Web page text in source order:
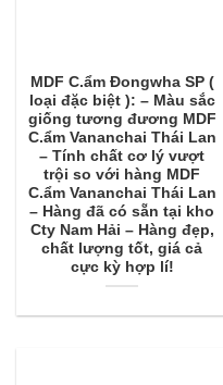
MDF C.ẩm Đongwha SP (
loại đặc biệt ): – Màu sắc
giống tương đương MDF
C.ẩm Vananchai Thái Lan
– Tính chất cơ lý vượt
trội so với hàng MDF
C.ẩm Vananchai Thái Lan
– Hàng đã có sẵn tại kho
Cty Nam Hải – Hàng đẹp,
chất lượng tốt, giá cả
cực kỳ hợp lí!